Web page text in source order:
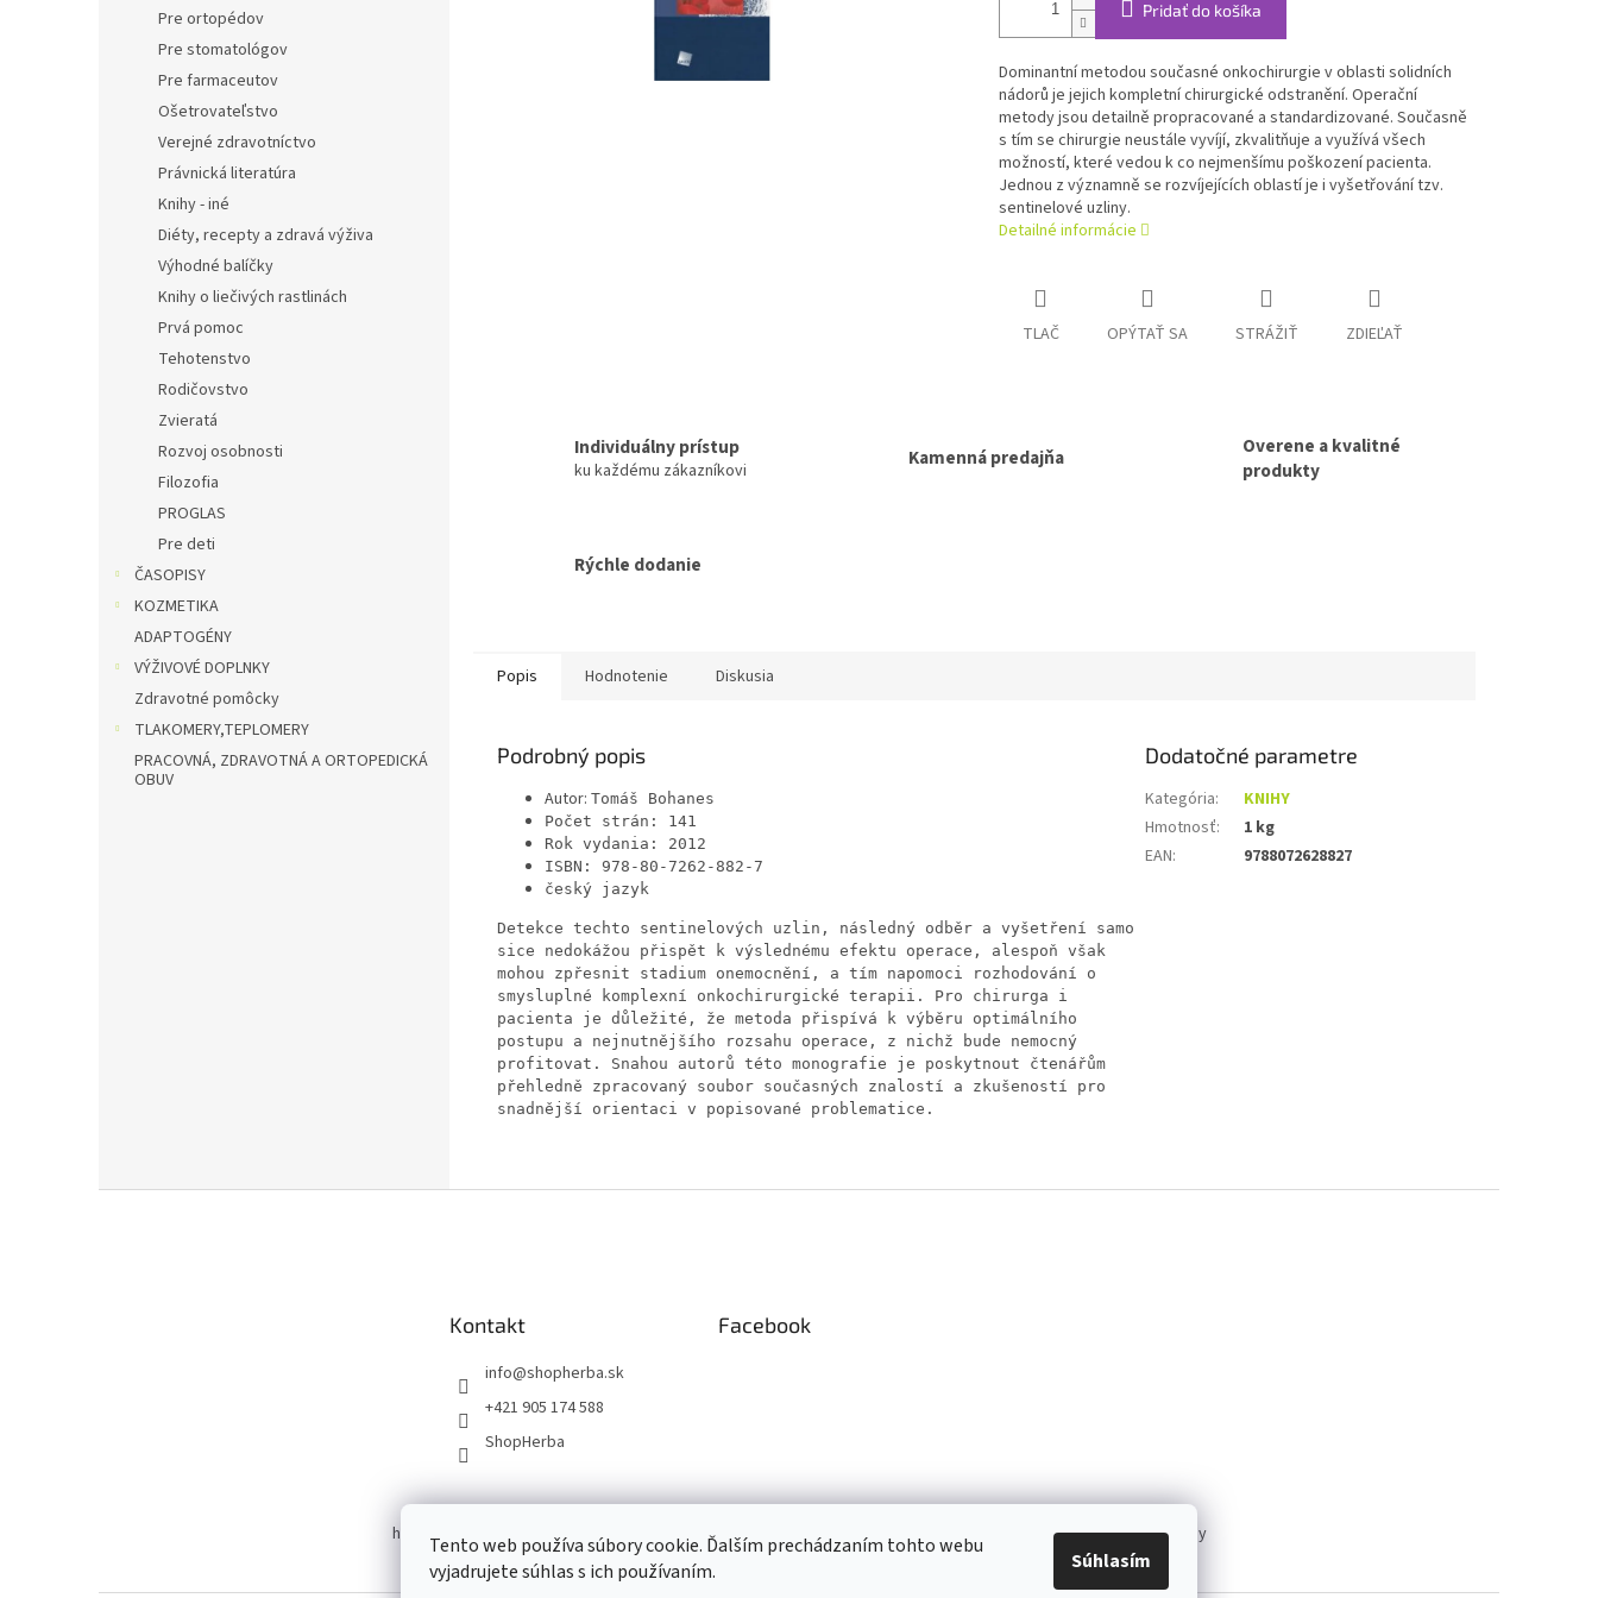
Tento web používa súbory cookie. Ďalším prechádzaním tohto webu
vyjadrujete súhlas s ich používaním.
Súhlasím
Pre ortopédov
Pre stomatológov
Pre farmaceutov
Ošetrovateľstvo
Verejné zdravotníctvo
Právnická literatúra
Knihy - iné
Diéty, recepty a zdravá výživa
Výhodné balíčky
Knihy o liečivých rastlinách
Prvá pomoc
Tehotenstvo
Rodičovstvo
Zvieratá
Rozvoj osobnosti
Filozofia
PROGLAS
Pre deti
ČASOPISY
KOZMETIKA
ADAPTOGÉNY
VÝŽIVOVÉ DOPLNKY
Zdravotné pomôcky
TLAKOMERY,TEPLOMERY
PRACOVNÁ, ZDRAVOTNÁ A ORTOPEDICKÁ
OBUV
Pridať do košíka
Dominantní metodou současné onkochirurgie v oblasti solidních
nádorů je jejich kompletní chirurgické odstranění. Operační
metody jsou detailně propracované a standardizované. Současně
s tím se chirurgie neustále vyvíjí, zkvalitňuje a využívá všech
možností, které vedou k co nejmenšímu poškození pacienta.
Jednou z významně se rozvíjejících oblastí je i vyšetřování tzv.
sentinelové uzliny.
Detailné informácie
TLAČ OPÝTAŤ SA STRÁŽIŤ ZDIEĽAŤ
Individuálny prístup
ku každému zákazníkovi Kamenná predajňa
Overene a kvalitné
produkty
Rýchle dodanie
Popis Hodnotenie Diskusia
Podrobný popis
Autor: Tomáš Bohanes
Počet strán: 141
Rok vydania: 2012
ISBN: 978-80-7262-882-7
český jazyk
Detekce techto sentinelových uzlin, následný odběr a vyšetření samo
sice nedokážou přispět k výslednému efektu operace, alespoň však
mohou zpřesnit stadium onemocnění, a tím napomoci rozhodování o
smysluplné komplexní onkochirurgické terapii. Pro chirurga i
pacienta je důležité, že metoda přispívá k výběru optimálního
postupu a nejnutnějšího rozsahu operace, z nichž bude nemocný
profitovat. Snahou autorů této monografie je poskytnout čtenářům
přehledně zpracovaný soubor současných znalostí a zkušeností pro
snadnější orientaci v popisované problematice.
Dodatočné parametre
Kategória:
KNIHY
Hmotnosť:
1 kg
EAN: 9788072628827
Kontakt
info@shopherba.sk
+421 905 174 588
ShopHerba
Facebook
herba.sk bioterra.sk stepreal.sk Youtube kanál Vydavateľstvo HERBA- rozhovory Youtube kanál Liečivé rastliny